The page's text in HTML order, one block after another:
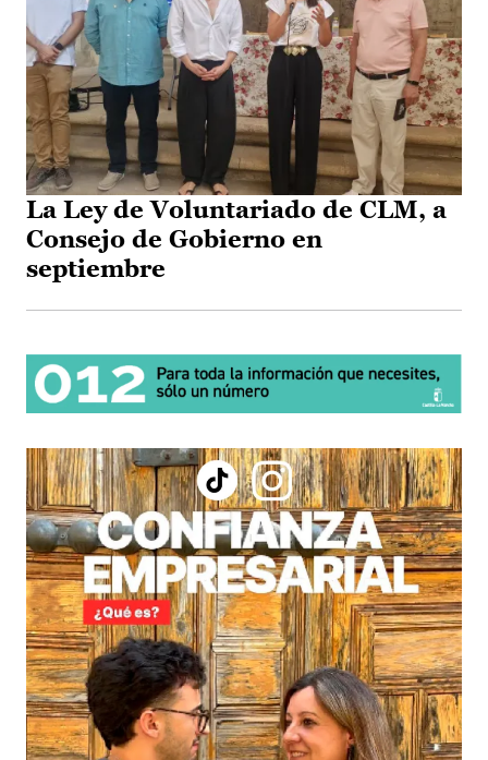
La Ley de Voluntariado de CLM, a
Consejo de Gobierno en
septiembre